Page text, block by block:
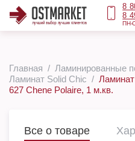
8
8
ПН-
Главная Ламинированные
Ламинат Solid Chic
627 Chene Polaire, 1 м.кв.
Все о товаре